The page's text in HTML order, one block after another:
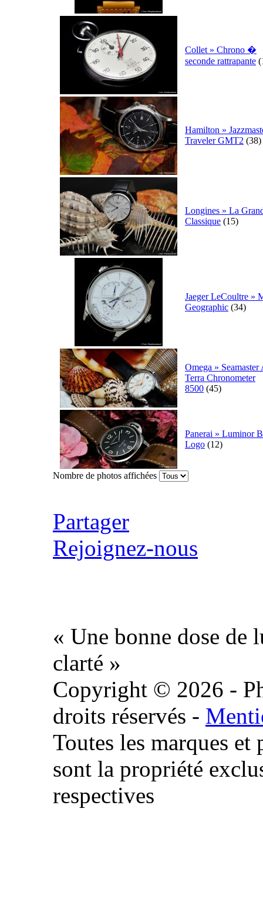
Collet » Chrono �
seconde rattrapante
Hamilton »
Traveler GMT2 (38)
Longines » La
Classique (15)
Jaeger LeCoultre »
Geographic (34)
Omega » Seamaster
Terra Chronometer
8500 (45)
Panerai » Luminor
Logo (12)
Nombre de photos affichées
Partager
Rejoignez-nous
« Une bonne dose de
clarté »
Copyright © 2026 -
droits réservés -
Toutes les marques et
sont la propriété
respectives